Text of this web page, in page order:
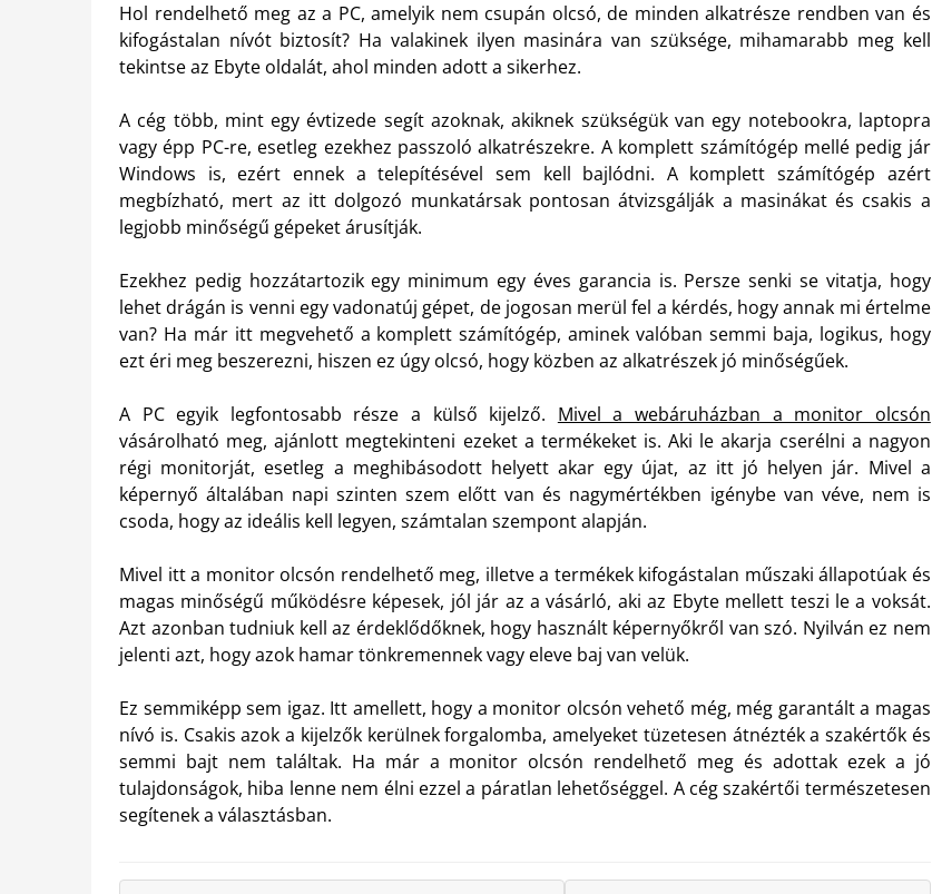
Hol rendelhető meg az a PC, amelyik nem csupán olcsó, de minden alkatrésze rendben van és
kifogástalan nívót biztosít? Ha valakinek ilyen masinára van szüksége, mihamarabb meg kell
tekintse az Ebyte oldalát, ahol minden adott a sikerhez.
A cég több, mint egy évtizede segít azoknak, akiknek szükségük van egy notebookra, laptopra
vagy épp PC-re, esetleg ezekhez passzoló alkatrészekre. A komplett számítógép mellé pedig jár
Windows is, ezért ennek a telepítésével sem kell bajlódni. A komplett számítógép azért
megbízható, mert az itt dolgozó munkatársak pontosan átvizsgálják a masinákat és csakis a
legjobb minőségű gépeket árusítják.
Ezekhez pedig hozzátartozik egy minimum egy éves garancia is. Persze senki se vitatja, hogy
lehet drágán is venni egy vadonatúj gépet, de jogosan merül fel a kérdés, hogy annak mi értelme
van? Ha már itt megvehető a komplett számítógép, aminek valóban semmi baja, logikus, hogy
ezt éri meg beszerezni, hiszen ez úgy olcsó, hogy közben az alkatrészek jó minőségűek.
A PC egyik legfontosabb része a külső kijelző. Mivel a webáruházban a monitor olcsón
vásárolható meg, ajánlott megtekinteni ezeket a termékeket is. Aki le akarja cserélni a nagyon
régi monitorját, esetleg a meghibásodott helyett akar egy újat, az itt jó helyen jár. Mivel a
képernyő általában napi szinten szem előtt van és nagymértékben igénybe van véve, nem is
csoda, hogy az ideális kell legyen, számtalan szempont alapján.
Mivel itt a monitor olcsón rendelhető meg, illetve a termékek kifogástalan műszaki állapotúak és
magas minőségű működésre képesek, jól jár az a vásárló, aki az Ebyte mellett teszi le a voksát.
Azt azonban tudniuk kell az érdeklődőknek, hogy használt képernyőkről van szó. Nyilván ez nem
jelenti azt, hogy azok hamar tönkremennek vagy eleve baj van velük.
Ez semmiképp sem igaz. Itt amellett, hogy a monitor olcsón vehető még, még garantált a magas
nívó is. Csakis azok a kijelzők kerülnek forgalomba, amelyeket tüzetesen átnézték a szakértők és
semmi bajt nem találtak. Ha már a monitor olcsón rendelhető meg és adottak ezek a jó
tulajdonságok, hiba lenne nem élni ezzel a páratlan lehetőséggel. A cég szakértői természetesen
segítenek a választásban.